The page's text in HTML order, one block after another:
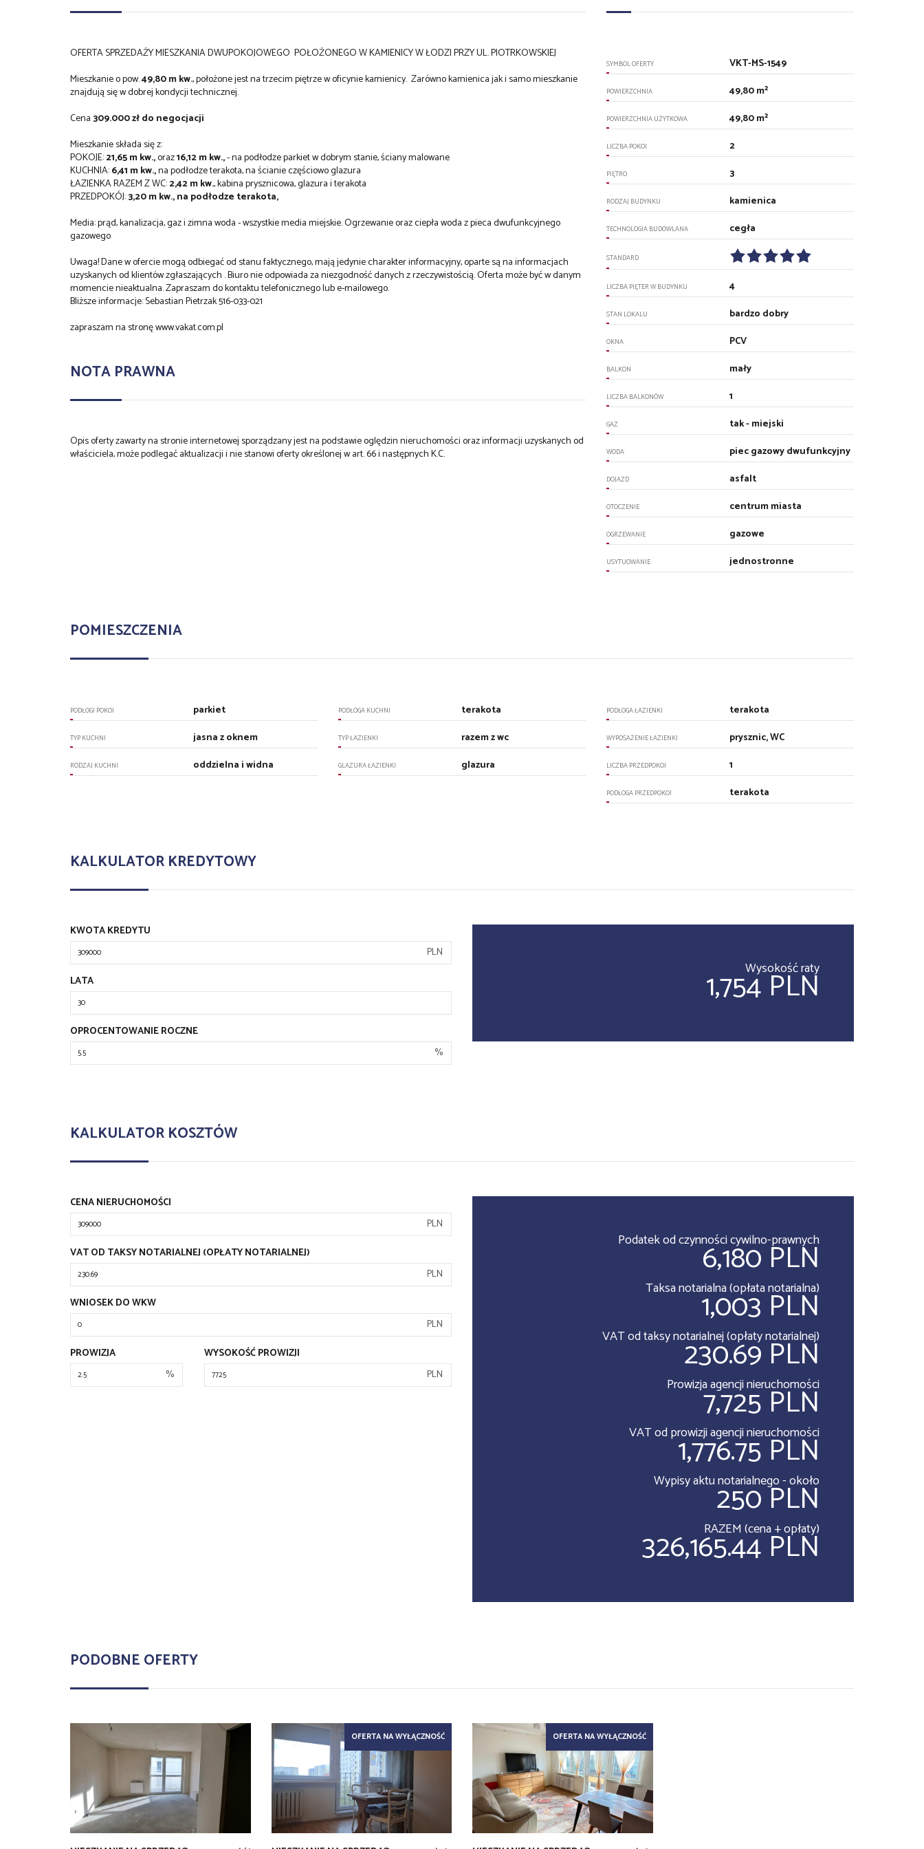
OFERTA SPRZEDAŻY MIESZKANIA DWUPOKOJOWEGO POŁOŻONEGO W KAMIENICY W ŁODZI PRZY UL. PIOTRKOWSKIEJ
Mieszkanie o pow.49,80 m kw., położone jest na trzecim piętrze w oficynie kamienicy. Zarówno kamienica jak i samo mieszkanie
znajdują się w dobrej kondycji technicznej.
Cena309.000 zł do negocjacji
Mieszkanie składa się z:
POKOJE:21,65 m kw.,oraz16,12 m kw.,- na podłodze parkiet w dobrym stanie, ściany malowane
KUCHNIA:6,41 m kw.,na podłodze terakota, na ścianie częściowo glazura
ŁAZIENKA RAZEM Z WC:2,42 m kw., kabina prysznicowa, glazura i terakota
PRZEDPOKÓJ:3,20 m kw., na podłodze terakota,
Media: prąd, kanalizacja, gaz i zimna woda - wszystkie media miejskie. Ogrzewanie oraz ciepła woda z pieca dwufunkcyjnego
gazowego
Uwaga! Dane w ofercie mogą odbiegać od stanu faktycznego, mają jedynie charakter informacyjny, oparte są na informacjach
uzyskanych od klientów zgłaszających . Biuro nie odpowiada za niezgodność danych z rzeczywistością. Oferta może być w danym
momencie nieaktualna. Zapraszam do kontaktu telefonicznego lub e-mailowego.
Bliższe informacje: Sebastian Pietrzak 516-033-021
zapraszam na stronę www.vakat.com.pl
NOTA PRAWNA
Opis oferty zawarty na stronie internetowej sporządzany jest na podstawie oględzin nieruchomości oraz informacji uzyskanych od
właściciela, może podlegać aktualizacji i nie stanowi oferty określonej w art. 66 i następnych K.C.
SYMBOL OFERTY VKT-MS-1549
POWIERZCHNIA 49,80 m²
POWIERZCHNIA UŻYTKOWA 49,80 m²
LICZBA POKOI 2
PIĘTRO 3
RODZAJ BUDYNKU kamienica
TECHNOLOGIA BUDOWLANA cegła
STANDARD
LICZBA PIĘTER W BUDYNKU 4
STAN LOKALU bardzo dobry
OKNA PCV
BALKON mały
LICZBA BALKONÓW 1
GAZ tak - miejski
WODA piec gazowy dwufunkcyjny
DOJAZD asfalt
OTOCZENIE centrum miasta
OGRZEWANIE gazowe
USYTUOWANIE jednostronne
POMIESZCZENIA
PODŁOGI POKOI parkiet
TYP KUCHNI jasna z oknem
RODZAJ KUCHNI oddzielna i widna
PODŁOGA KUCHNI terakota
TYP ŁAZIENKI razem z wc
GLAZURA ŁAZIENKI glazura
PODŁOGA ŁAZIENKI terakota
WYPOSAŻENIE ŁAZIENKI prysznic, WC
LICZBA PRZEDPOKOI 1
PODŁOGA PRZEDPOKOI terakota
KALKULATOR KREDYTOWY
KWOTA KREDYTU
PLN
LATA
OPROCENTOWANIE ROCZNE
%
Wysokość raty
1,754 PLN
KALKULATOR KOSZTÓW
CENA NIERUCHOMOŚCI
PLN
VAT OD TAKSY NOTARIALNEJ (OPŁATY NOTARIALNEJ)
PLN
WNIOSEK DO WKW
PLN
PROWIZJA
%
WYSOKOŚĆ PROWIZJI
PLN
Podatek od czynności cywilno-prawnych
6,180 PLN
Taksa notarialna (opłata notarialna)
1,003 PLN
VAT od taksy notarialnej (opłaty notarialnej)
230.69 PLN
Prowizja agencji nieruchomości
7,725 PLN
VAT od prowizji agencji nieruchomości
1,776.75 PLN
Wypisy aktu notarialnego - około
250 PLN
RAZEM (cena + opłaty)
326,165.44 PLN
PODOBNE OFERTY
OFERTA NA WYŁĄCZNOŚĆ OFERTA NA WYŁĄCZNOŚĆ